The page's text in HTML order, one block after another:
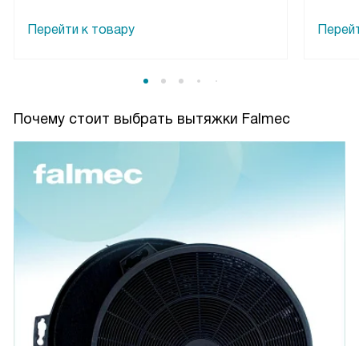
Перейти к товару
Почему стоит выбрать вытяжки Falmec